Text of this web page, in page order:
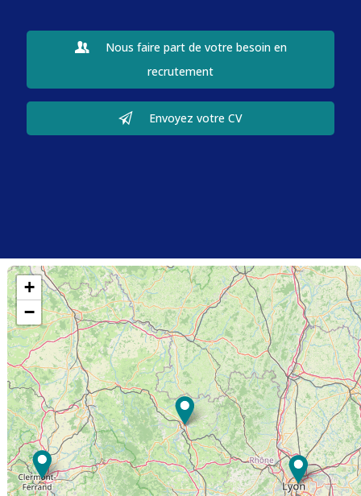
Nous faire part de votre besoin en
recrutement
Envoyez votre CV
+
−